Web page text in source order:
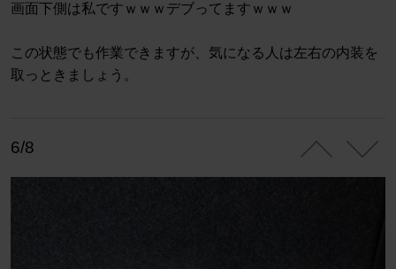
画面下側は私ですｗｗｗデブってますｗｗｗ
この状態でも作業できますが、気になる人は左右の内装を
取っときましょう。
6/8